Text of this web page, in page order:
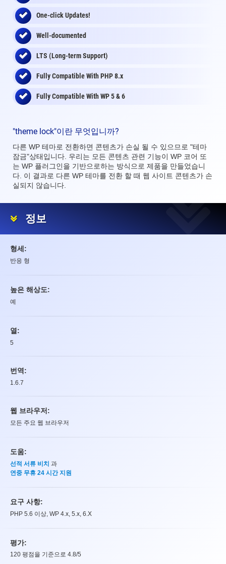
One-click Updates!
Well-documented
LTS (Long-term Support)
Fully Compatible With PHP 8.x
Fully Compatible With WP 5 & 6
"theme lock"이란 무엇입니까?
다른 WP 테마로 전환하면 콘텐츠가 손실 될 수 있으므로 "테마
잠금"상태입니다. 우리는 모든 콘텐츠 관련 기능이 WP 코어 또
는 WP 플러그인을 기반으로하는 방식으로 제품을 만들었습니
다. 이 결과로 다른 WP 테마를 전환 할 때 웹 사이트 콘텐츠가 손
실되지 않습니다.
정보
형세:
반응 형
높은 해상도:
예
열:
5
번역:
1.6.7
웹 브라우저:
모든 주요 웹 브라우저
도움:
선적 서류 비치 과
연중 무휴 24 시간 지원
요구 사항:
PHP 5.6 이상, WP 4.x, 5.x, 6.X
평가:
평가
120 평점을 기준으로 4.8/5